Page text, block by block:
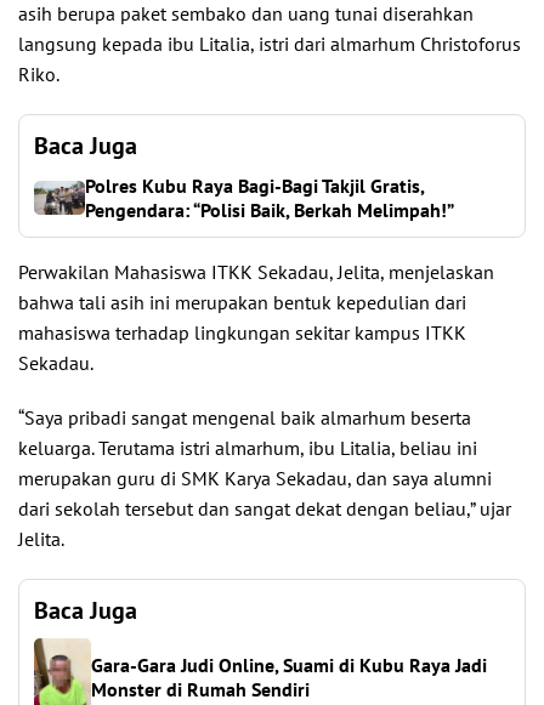
asih berupa paket sembako dan uang tunai diserahkan
langsung kepada ibu Litalia, istri dari almarhum Christoforus
Riko.
Baca Juga
Polres Kubu Raya Bagi-Bagi Takjil Gratis,
Pengendara: “Polisi Baik, Berkah Melimpah!”
Perwakilan Mahasiswa ITKK Sekadau, Jelita, menjelaskan
bahwa tali asih ini merupakan bentuk kepedulian dari
mahasiswa terhadap lingkungan sekitar kampus ITKK
Sekadau.
“Saya pribadi sangat mengenal baik almarhum beserta
keluarga. Terutama istri almarhum, ibu Litalia, beliau ini
merupakan guru di SMK Karya Sekadau, dan saya alumni
dari sekolah tersebut dan sangat dekat dengan beliau,” ujar
Jelita.
Baca Juga
Gara-Gara Judi Online, Suami di Kubu Raya Jadi
Monster di Rumah Sendiri